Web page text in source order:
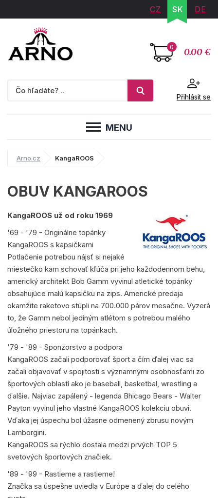
CZ SK DE
0 0.00 €
Přihlásit se
MENU
Arno.cz KangaROOS
OBUV KANGAROOS
KangaROOS už od roku 1969
'69 - '79 - Originálne topánky
KangaROOS s kapsičkami
Potlačenie potrebou nájsť si nejaké
miestečko kam schovať kľúča pri jeho každodennom behu,
americký architekt Bob Gamm vyvinul atletické topánky
obsahujúce malú kapsičku na zips. Americké predaja
okamžite raketovo stúpli na 700.000 párov mesačne. Vyzerá
to, že Gamm nebol jediným atlétom s potrebou malého
úložného priestoru na topánkach.
'79 - '89 - Sponzorstvo a podpora
KangaROOS začali podporovať šport a čím ďalej viac sa
začali objavovať v spojitosti s významnými osobnosťami zo
športových oblastí ako je baseball, basketbal, wrestling a
ďalšie. Najviac zapálený - legenda Bhicago Bears - Walter
Payton vyvinul jeho vlastné KangaROOS kolekciu obuvi.
Vďaka jej úspechu bol úžasne odmenený zbrusu novým
Lamborgini.
KangaROOS sa rýchlo dostala medzi prvých TOP 5
svetových športových značiek.
'89 - '99 - Rastieme a rastieme!
Značka sa úspešne uviedla v Európe a ďalej do celého